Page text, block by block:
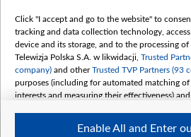
Докладно
Погляд
Цікаво
Slawa.tv
Про нас
Контакти
Click "I accept and go to the website" to
tracking and data collection technology,
device and its storage, and to the processing
Telewizja Polska S.A. w likwidacji, Trusted
company) and otherTrusted TVP Partners (93
purposes (including for automated matching
interests and measuring their effectiveness)
The purposes of processing your data by TVP
Enable All and Enter